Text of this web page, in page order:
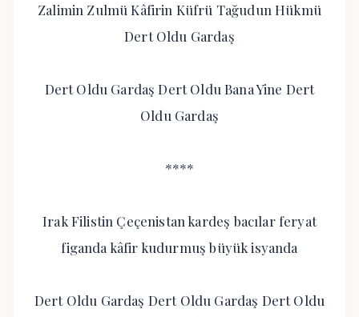
Zalimin Zulmü Kâfirin Küfrü Tağudun Hükmü
Dert Oldu Gardaş
Dert Oldu Gardaş Dert Oldu Bana Yine Dert
Oldu Gardaş
****
Irak Filistin Çeçenistan kardeş bacılar feryat
figanda kâfir kudurmuş büyük isyanda
Dert Oldu Gardaş Dert Oldu Gardaş Dert Oldu